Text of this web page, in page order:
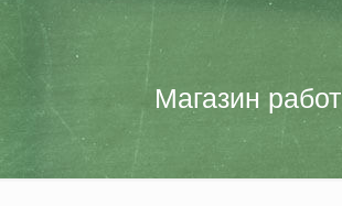
Магазин работ